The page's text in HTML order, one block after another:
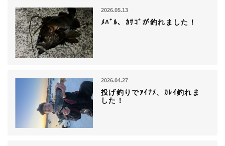
2026.05.13
ﾒﾊﾞﾙ、ｶｻｺﾞが釣れました！
2026.04.27
投げ釣りでｱｲﾅﾒ、ｶﾚｲ釣れま
した！